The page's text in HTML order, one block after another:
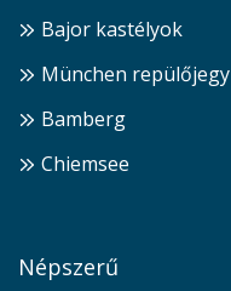
Bajor kastélyok
München repülőjegy
Bamberg
Chiemsee
Népszerű